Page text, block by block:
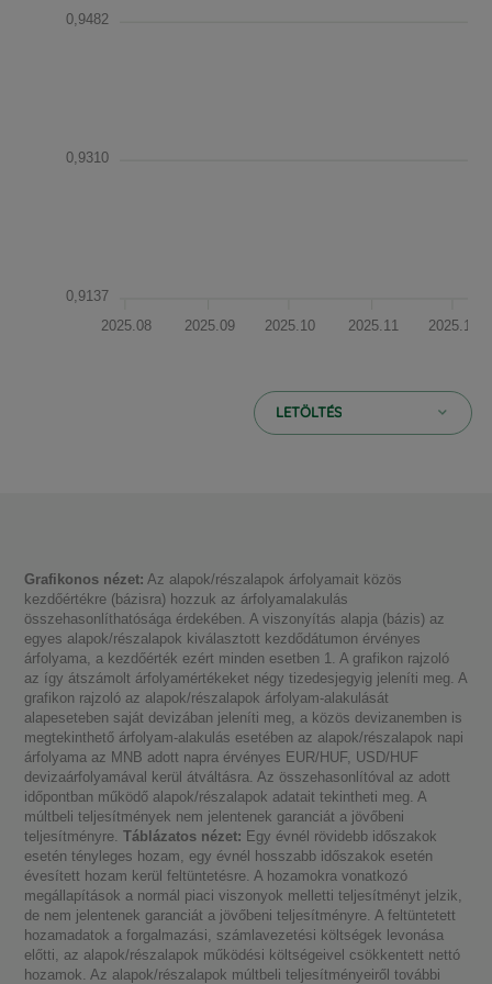
2025.08 2025.09 2025.10 2025.11 2025.12
0,9482
0,9310
0,9137
LETÖLTÉS
Grafikonos nézet: Az alapok/részalapok árfolyamait közös
kezdőértékre (bázisra) hozzuk az árfolyamalakulás
összehasonlíthatósága érdekében. A viszonyítás alapja (bázis) az
egyes alapok/részalapok kiválasztott kezdődátumon érvényes
árfolyama, a kezdőérték ezért minden esetben 1. A grafikon rajzoló
az így átszámolt árfolyamértékeket négy tizedesjegyig jeleníti meg. A
grafikon rajzoló az alapok/részalapok árfolyam-alakulását
alapeseteben saját devizában jeleníti meg, a közös devizanemben is
megtekinthető árfolyam-alakulás esetében az alapok/részalapok napi
árfolyama az MNB adott napra érvényes EUR/HUF, USD/HUF
devizaárfolyamával kerül átváltásra. Az összehasonlítóval az adott
időpontban működő alapok/részalapok adatait tekintheti meg. A
múltbeli teljesítmények nem jelentenek garanciát a jövőbeni
teljesítményre.Táblázatos nézet: Egy évnél rövidebb időszakok
esetén tényleges hozam, egy évnél hosszabb időszakok esetén
évesített hozam kerül feltüntetésre. A hozamokra vonatkozó
megállapítások a normál piaci viszonyok melletti teljesítményt jelzik,
de nem jelentenek garanciát a jövőbeni teljesítményre. A feltüntetett
hozamadatok a forgalmazási, számlavezetési költségek levonása
előtti, az alapok/részalapok működési költségeivel csökkentett nettó
hozamok. Az alapok/részalapok múltbeli teljesítményeiről további